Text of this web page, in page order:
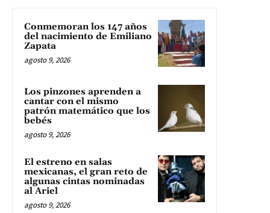
Conmemoran los 147 años
del nacimiento de Emiliano
Zapata
agosto 9, 2026
Los pinzones aprenden a
cantar con el mismo
patrón matemático que los
bebés
agosto 9, 2026
El estreno en salas
mexicanas, el gran reto de
algunas cintas nominadas
al Ariel
agosto 9, 2026